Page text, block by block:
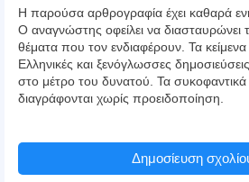
Η παρούσα αρθρογραφία έχει καθαρά
Ο αναγνώστης οφείλει να διασταυρώνει
θέματα που τον ενδιαφέρουν. Τα
Ελληνικές και ξενόγλωσσες
στο μέτρο του δυνατού. Τα συκοφαντικά
διαγράφονται χωρίς προειδοποίηση.
Δημοσίευση